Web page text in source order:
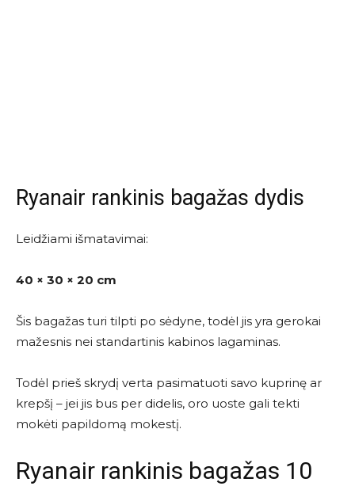
Ryanair rankinis bagažas dydis
Leidžiami išmatavimai:
40 × 30 × 20 cm
Šis bagažas turi tilpti po sėdyne, todėl jis yra gerokai
mažesnis nei standartinis kabinos lagaminas.
Todėl prieš skrydį verta pasimatuoti savo kuprinę ar
krepšį – jei jis bus per didelis, oro uoste gali tekti
mokėti papildomą mokestį.
Ryanair rankinis bagažas 10